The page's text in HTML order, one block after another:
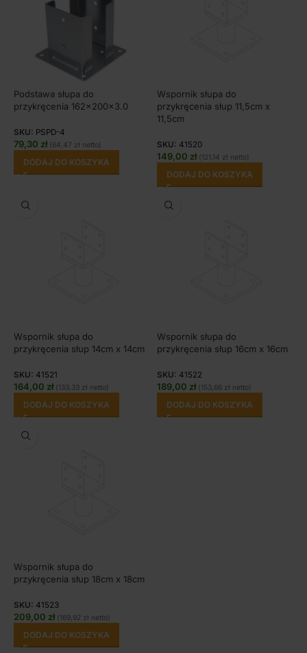
Podstawa słupa do
przykręcenia 162x200x3.0
SKU: PSPD-4
79,30 zł (64,47 zł netto)
DODAJ DO KOSZYKA
Wspornik słupa do
przykręcenia słup 11,5cm x
11,5cm
SKU: 41520
149,00 zł (121,14 zł netto)
DODAJ DO KOSZYKA
Wspornik słupa do
przykręcenia słup 14cm x 14cm
SKU: 41521
164,00 zł (133,33 zł netto)
DODAJ DO KOSZYKA
Wspornik słupa do
przykręcenia słup 16cm x 16cm
SKU: 41522
189,00 zł (153,66 zł netto)
DODAJ DO KOSZYKA
Wspornik słupa do
przykręcenia słup 18cm x 18cm
SKU: 41523
209,00 zł (169,92 zł netto)
DODAJ DO KOSZYKA